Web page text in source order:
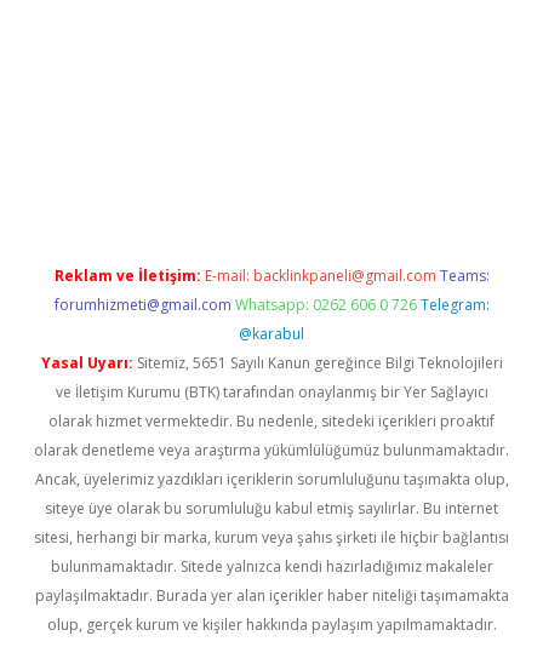
Reklam ve İletişim: E-mail: backlinkpaneli@gmail.com Teams:
forumhizmeti@gmail.com Whatsapp: 0262 606 0 726 Telegram:
@karabul
Yasal Uyarı: Sitemiz, 5651 Sayılı Kanun gereğince Bilgi Teknolojileri
ve İletişim Kurumu (BTK) tarafından onaylanmış bir Yer Sağlayıcı
olarak hizmet vermektedir. Bu nedenle, sitedeki içerikleri proaktif
olarak denetleme veya araştırma yükümlülüğümüz bulunmamaktadır.
Ancak, üyelerimiz yazdıkları içeriklerin sorumluluğunu taşımakta olup,
siteye üye olarak bu sorumluluğu kabul etmiş sayılırlar. Bu internet
sitesi, herhangi bir marka, kurum veya şahıs şirketi ile hiçbir bağlantısı
bulunmamaktadır. Sitede yalnızca kendi hazırladığımız makaleler
paylaşılmaktadır. Burada yer alan içerikler haber niteliği taşımamakta
olup, gerçek kurum ve kişiler hakkında paylaşım yapılmamaktadır.